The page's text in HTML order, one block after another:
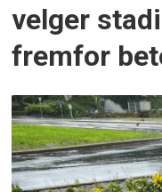
velger
fremfor